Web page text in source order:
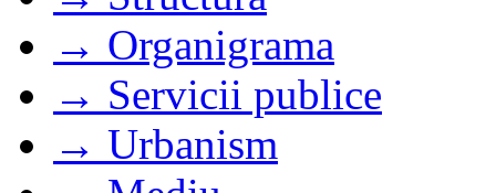
→ Organigrama
→ Servicii publice
→ Urbanism